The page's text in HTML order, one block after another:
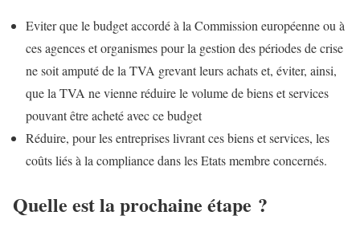
Eviter que le budget accordé à la Commission européenne ou à
ces agences et organismes pour la gestion des périodes de crise
ne soit amputé de la TVA grevant leurs achats et, éviter, ainsi,
que la TVA ne vienne réduire le volume de biens et services
pouvant être acheté avec ce budget
Réduire, pour les entreprises livrant ces biens et services, les
coûts liés à la compliance dans les Etats membre concernés.
Quelle est la prochaine étape ?